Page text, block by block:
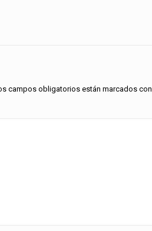
campos obligatorios están marcados con